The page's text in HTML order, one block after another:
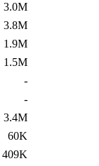
3.0M
3.8M
1.9M
1.5M
-
-
3.4M
60K
409K